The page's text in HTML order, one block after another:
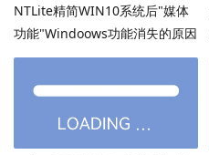
NTLite精简WIN10系统后"媒体
功能"Windoows功能消失的原因